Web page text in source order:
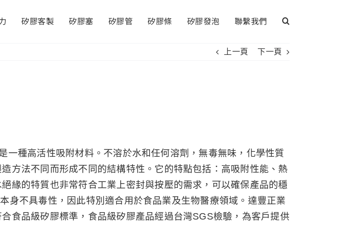
矽膠客製 矽膠塞 矽膠管 矽膠條 矽膠發泡 聯繫我們
上一頁 下一頁
種高活性吸附材料。不溶於水和任何溶劑，無毒無味，化學性質
方法不同而形成不同的結構特性。它的特點包括：高吸附性能、熱
緣的特質也非常符合工業上密封與按壓的需求，可以確保產品的穩
不具毒性，因此特別適合用於食品業及生物醫療領域。達豐正業
食品級矽膠標準，食品級矽膠產品經過台灣SGS檢驗，為客戶提供